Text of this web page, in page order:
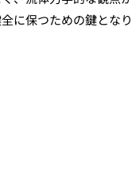
に保つための鍵とな